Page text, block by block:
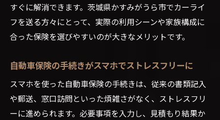
すぐに解消できます。茨城県かすみがうら市でカーライ
フを送る方々にとって、実際の利用シーンや家族構成に
合った保険を選びやすいのが大きなメリットです。
自動車保険の手続きがスマホでストレスフリーに
スマホを使った自動車保険の手続きは、従来の書類記入
や郵送、窓口訪問といった煩雑さがなく、ストレスフリ
ーに進められます。必要事項を入力し、見積もり結果か